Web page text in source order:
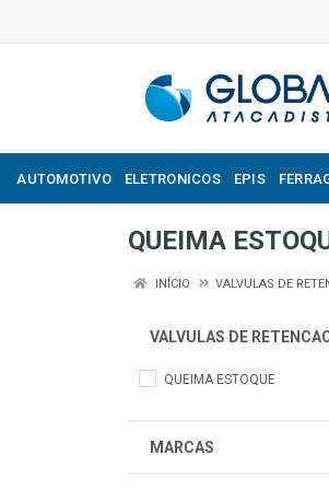
AUTOMOTIVO ELETRONICOS EPIS
QUEIMA
INÍCIO VALVULAS DE
VALVULAS DE
QUEIMA ESTOQUE
MARCAS